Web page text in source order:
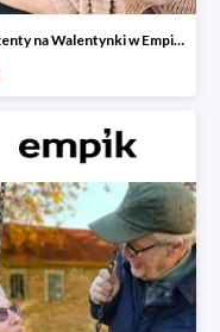
Prezenty na Walentynki w Empiku do -40%